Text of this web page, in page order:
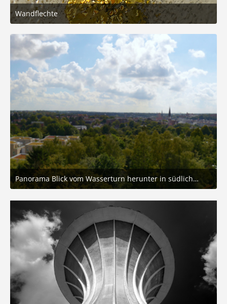
Wandflechte
1. September 2025 um 23:26
2
Panorama Blick vom Wasserturn herunter in südliche Richtung.
1. September 2025 um 21:10